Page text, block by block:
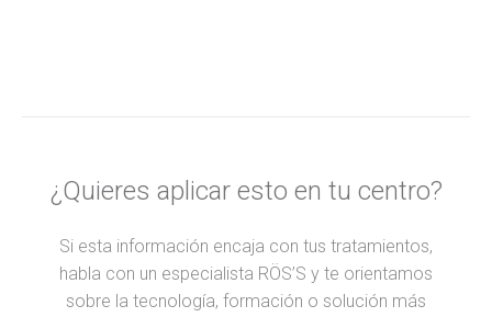
¿Quieres aplicar esto en tu centro?
Si esta información encaja con tus tratamientos,
habla con un especialista RÖS’S y te orientamos
sobre la tecnología, formación o solución más